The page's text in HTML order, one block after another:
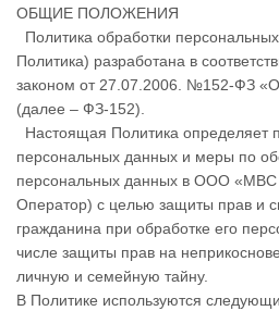
ОБЩИЕ ПОЛОЖЕНИЯ
Политика обработки
Политика) разработана в
законом от 27.07.2006. №152-ФЗ
(далее – ФЗ-152).
Настоящая Политика определяет
персональных данных и меры по
персональных данных в ООО «МВС
Оператор) с целью защиты прав и
гражданина при обработке его
числе защиты прав на
личную и семейную тайну.
В Политике используются